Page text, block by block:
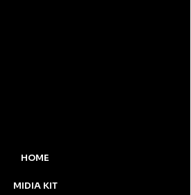
HOME
MIDIA KIT